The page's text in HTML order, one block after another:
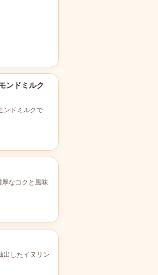
ンドミルク
ンドミルクで
なコクと風味
出したイヌリン